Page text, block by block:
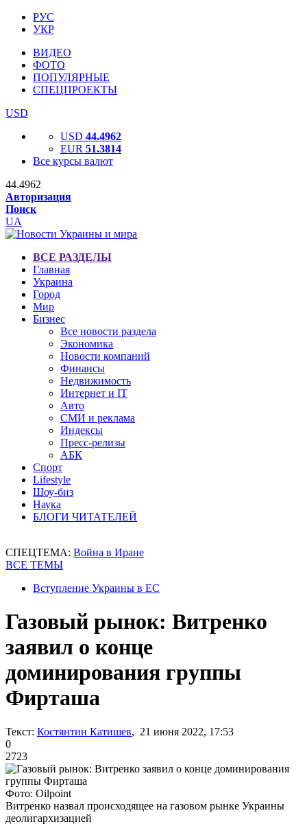
РУС
УКР
ВИДЕО
ФОТО
ПОПУЛЯРНЫЕ
СПЕЦПРОЕКТЫ
USD
USD 44.4962
EUR 51.3814
Все курсы валют
44.4962
Авторизация
Поиск
UA
ВСЕ РАЗДЕЛЫ
Главная
Украина
Город
Мир
Бизнес
Все новости раздела
Экономика
Новости компаний
Финансы
Недвижимость
Интернет и IT
Авто
СМИ и реклама
Индексы
Пресс-релизы
АБК
Спорт
Lifestyle
Шоу-биз
Наука
БЛОГИ ЧИТАТЕЛЕЙ
СПЕЦТЕМА: Война в Иране
ВСЕ ТЕМЫ
Вступление Украины в ЕС
Газовый рынок: Витренко
заявил о конце
доминирования группы
Фирташа
Текст: Костянтин Катишев, 21 июня 2022, 17:53
0
2723
Фото: Oilpoint
Витренко назвал происходящее на газовом рынке Украины
деолигархизацией